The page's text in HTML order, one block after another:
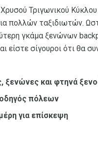
Τριγωνικού Κύκλου
πολλών ταξιδιωτών.
γκάμα ξενώνων
είστε σίγουροι ότι θα
ξενώνες και φτηνά
οδηγός πόλεων
για επίσκεψη